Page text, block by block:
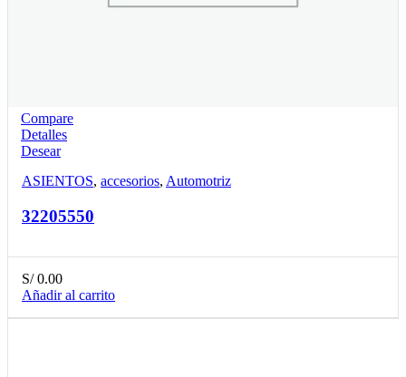
Compare
Detalles
Desear
ASIENTOS, accesorios, Automotriz
32205550
S/0.00
Añadir al carrito